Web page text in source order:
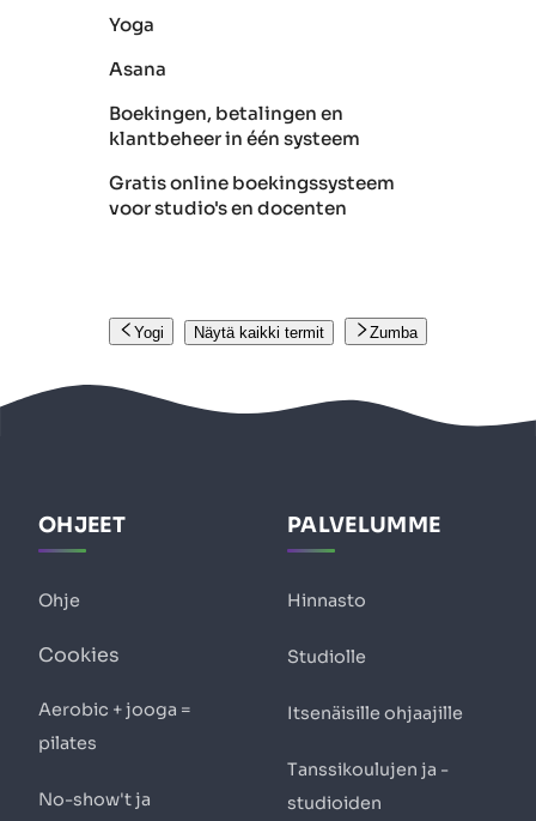
Yoga
Asana
Boekingen, betalingen en
klantbeheer in één systeem
Gratis online boekingssysteem
voor studio's en docenten
Yogi Näytä kaikki termit Zumba
OHJEET
Ohje
Cookies
Aerobic + jooga =
pilates
No-show't ja
PALVELUMME
Hinnasto
Studiolle
Itsenäisille ohjaajille
Tanssikoulujen ja -
studioiden